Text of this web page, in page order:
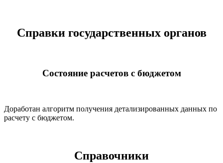
Справки государственных органов
Состояние расчетов с бюджетом
Доработан алгоритм получения детализированных данных по
расчету с бюджетом.
Справочники